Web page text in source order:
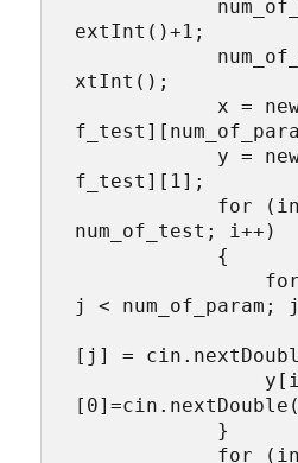
extInt()+1;
xtInt();
x = new
y = new
f_test][1];
for (int i
num_of_test; i++)
{
for (int
j < num_of_param;
[j] =
}
for (int